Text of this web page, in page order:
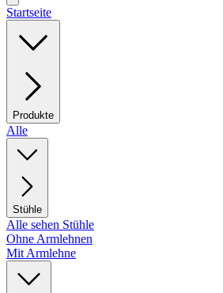
Startseite
Produkte
Alle
Stühle
Alle sehen Stühle
Ohne Armlehnen
Mit Armlehne